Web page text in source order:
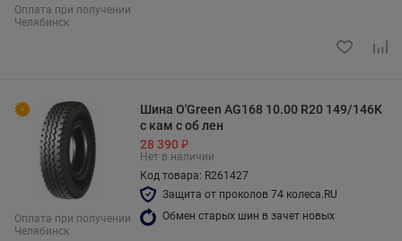
Оплата при получении
Челябинск
Оплата при получении
Челябинск
Шина O'Green AG168 10.00 R20 149/146K
с кам с об лен
28 390 ₽
Нет в наличии
Код товара: R261427
Защита от проколов 74 колеса.RU
Обмен старых шин в зачет новых